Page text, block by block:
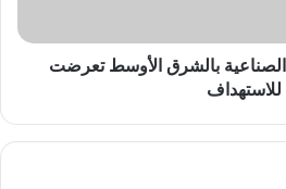
بالشرق الأوسط تعرضت
للاستهداف